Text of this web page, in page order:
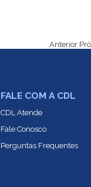
Anterior
FALE COM A CDL
CDL Atende
Fale Conosco
Perguntas Frequentes